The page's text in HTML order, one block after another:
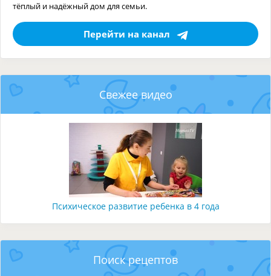
тёплый и надёжный дом для семьи.
Перейти на канал
Свежее видео
Психическое развитие ребенка в 4 года
Поиск рецептов